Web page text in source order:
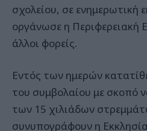
σχολείου, σε ενημερωτική
οργάνωσε η Περιφερειακή
άλλοι φορείς.
Εντός των ημερών
του συμβολαίου με σκοπό
των 15 χιλιάδων
συνυπογράφουν η